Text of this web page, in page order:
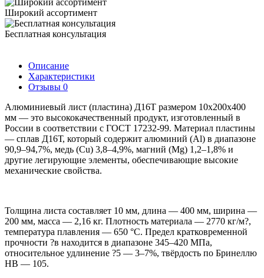
Широкий ассортимент
Бесплатная консультация
Описание
Характеристики
Отзывы 0
Алюминиевый лист (пластина) Д16Т размером 10х200х400
мм — это высококачественный продукт, изготовленный в
России в соответствии с ГОСТ 17232-99. Материал пластины
— сплав Д16Т, который содержит алюминий (Al) в диапазоне
90,9–94,7%, медь (Cu) 3,8–4,9%, магний (Mg) 1,2–1,8% и
другие легирующие элементы, обеспечивающие высокие
механические свойства.
Толщина листа составляет 10 мм, длина — 400 мм, ширина —
200 мм, масса — 2,16 кг. Плотность материала — 2770 кг/м?,
температура плавления — 650 °C. Предел кратковременной
прочности ?в находится в диапазоне 345–420 МПа,
относительное удлинение ?5 — 3–7%, твёрдость по Бринеллю
HB — 105.